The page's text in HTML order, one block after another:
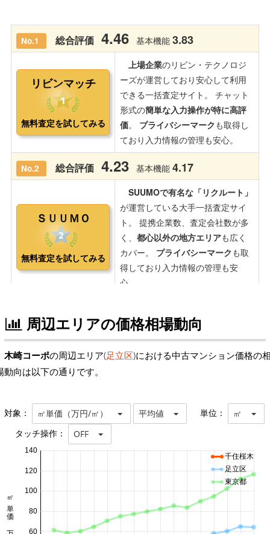
周辺エリアの価格相場動向
木崎コーポの周辺エリア(足立区)における中古マンション価格の
動向は以下の通りです。
対象： ㎡単価（万円/㎡） 平均値 単位： ㎡
タッチ操作： OFF
60
80
100
120
140
㎡単価 万円/㎡
千住桜木
足立区
東京都